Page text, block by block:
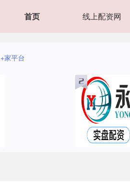
首页 线上配资网
+家平台